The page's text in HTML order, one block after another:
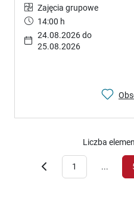
Zajęcia grupowe
14:00 h
24.08.2026 do
25.08.2026
1 ...
Liczba